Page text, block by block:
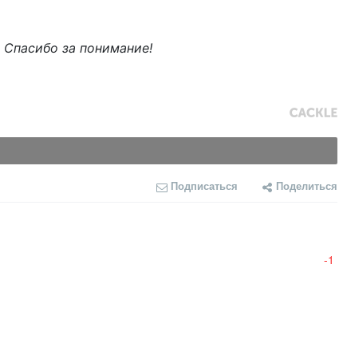
Спасибо за понимание!
Подписаться Поделиться
-1